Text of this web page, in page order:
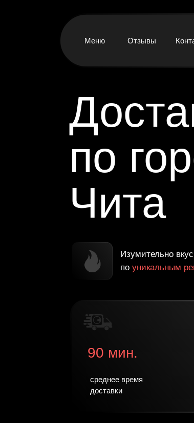
по
Чита
Меню Отзывы
Изумительно
по уникальным
среднее время
доставки
90 мин.